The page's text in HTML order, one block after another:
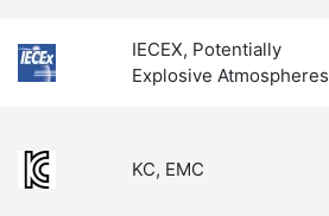
IECEX, Potentially
Explosive Atmospheres
KC, EMC